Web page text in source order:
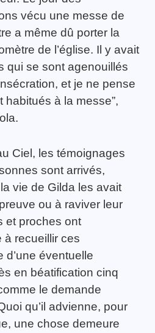
vécu une messe de
a même dû porter la
de l’église. Il y avait
qui se sont agenouillés
et je ne pense
habitués à la messe”,
Ciel, les témoignages
sont arrivés,
vie de Gilda les avait
ou à raviver leur
et proches ont
à recueillir ces
d’une éventuelle
en béatification cinq
le demande
qu’il advienne, pour
une chose demeure